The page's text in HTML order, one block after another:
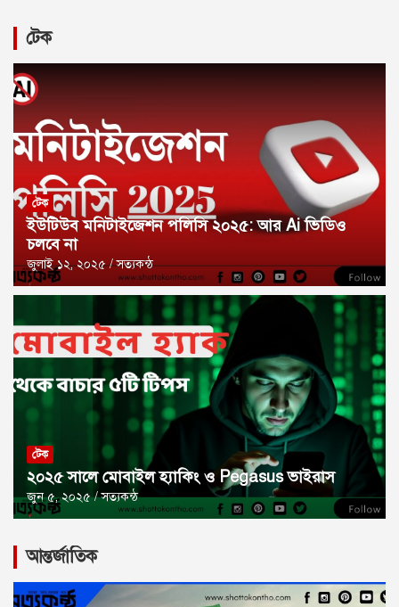
আজকের নামাজের সময়সূচি জানুন একনজরে
টেক
টেক
ইউটিউব মনিটাইজেশন পলিসি ২০২৫: আর Ai ভিডিও
চলবে না
জুলাই ১২, ২০২৫ সত্যকন্ঠ
টেক
২০২৫ সালে মোবাইল হ্যাকিং ও Pegasus ভাইরাস
জুন ৫, ২০২৫ সত্যকন্ঠ
আন্তর্জাতিক